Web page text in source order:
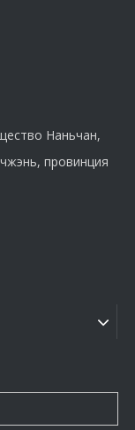
Наньчан,
провинция